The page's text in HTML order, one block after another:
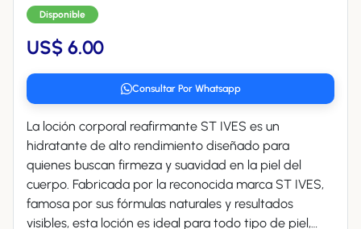
Disponible
US$ 6.00
Consultar Por Whatsapp
La loción corporal reafirmante ST IVES es un
hidratante de alto rendimiento diseñado para
quienes buscan firmeza y suavidad en la piel del
cuerpo. Fabricada por la reconocida marca ST IVES,
famosa por sus fórmulas naturales y resultados
visibles, esta loción es ideal para todo tipo de piel,